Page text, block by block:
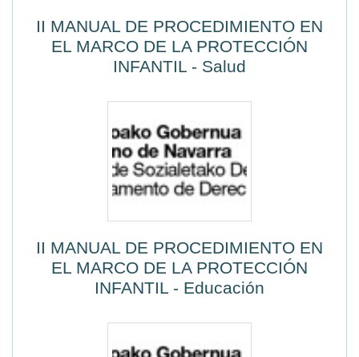
II MANUAL DE PROCEDIMIENTO EN
EL MARCO DE LA PROTECCIÓN
INFANTIL - Salud
II MANUAL DE PROCEDIMIENTO EN
EL MARCO DE LA PROTECCIÓN
INFANTIL - Educación